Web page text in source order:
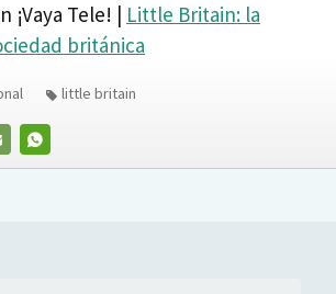
¡Vaya Tele! | Little Britain: la
británica
WHATSAPP
little britain